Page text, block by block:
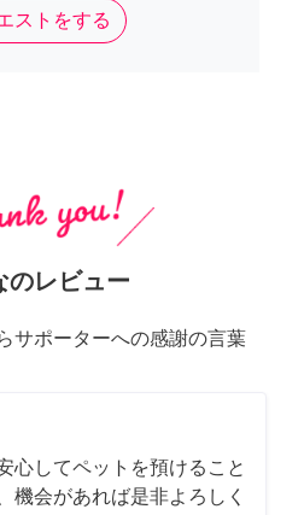
ストをする
のレビュー
サポーターへの感謝の言葉
心してペットを預けること
機会があれば是非よろしく